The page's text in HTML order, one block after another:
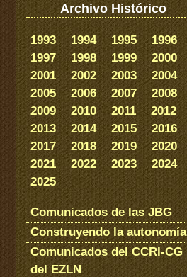
Archivo Histórico
1993 1994 1995
1996
1997
1998 1999
2000
2001
2002 2003
2004
2005
2006 2007
2008
2009
2010 2011
2012
2013
2014 2015
2016
2017
2018 2019
2020
2021
2022 2023
2024
2025
Comunicados de las JBG
Construyendo la autonomía
Comunicados del CCRI-CG
del EZLN